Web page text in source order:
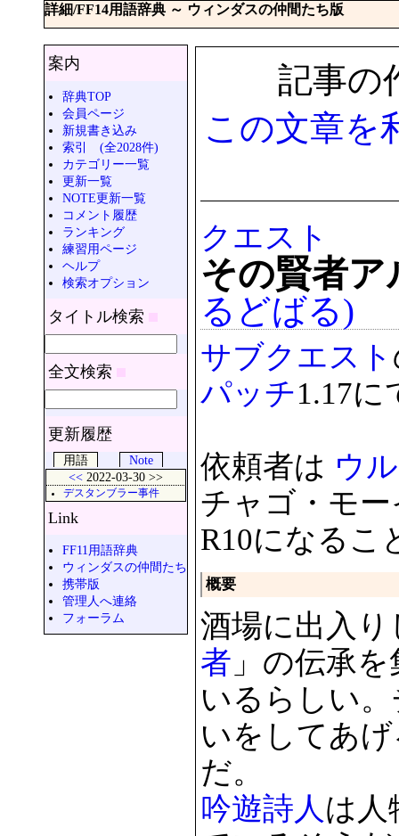
詳細/FF14用語辞典 ～ ウィンダスの仲間たち版
案内
辞典TOP
会員ページ
新規書き込み
索引 (全2028件)
カテゴリー一覧
更新一覧
NOTE更新一覧
コメント履歴
ランキング
練習用ページ
ヘルプ
検索オプション
タイトル検索
全文検索
更新履歴
用語
Note
<< 2022-03-30 >>
デスタンブラー事件
Link
FF11用語辞典
ウィンダスの仲間たち
携帯版
管理人へ連絡
フォーラム
記事の
この文章を
クエスト
その賢者ア
るどばる)
サブクエスト
パッチ1.17に
依頼者は ウ
チャゴ・モ
R10になるこ
概要
酒場に出入
者 」の伝承
いるらしい
いをしてあ
だ。
吟遊詩人は人